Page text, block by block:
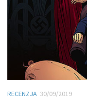
RECENZJA 30/09/2019